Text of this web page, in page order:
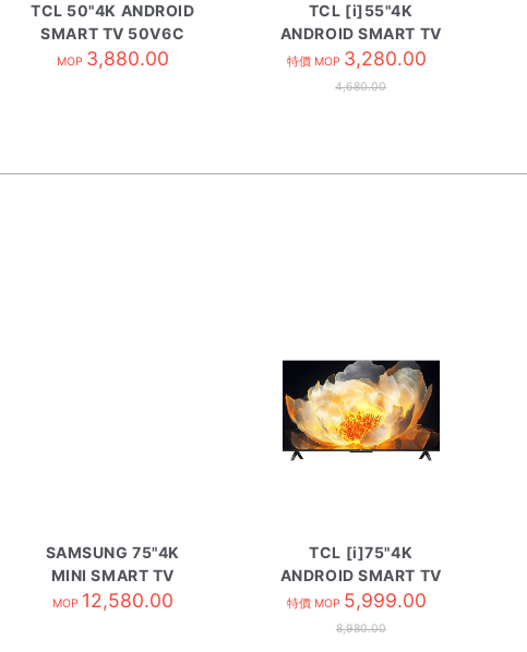
TCL 50"4K ANDROID
SMART TV 50V6C
MOP 3,880.00
TCL [i]55"4K
ANDROID SMART TV
55V6C
特價 MOP 3,280.00
4,680.00
SAMSUNG 75"4K
MINI SMART TV
UA75M80HAJXZK
MOP 12,580.00
TCL [i]75"4K
ANDROID SMART TV
75V6C
特價 MOP 5,999.00
8,980.00